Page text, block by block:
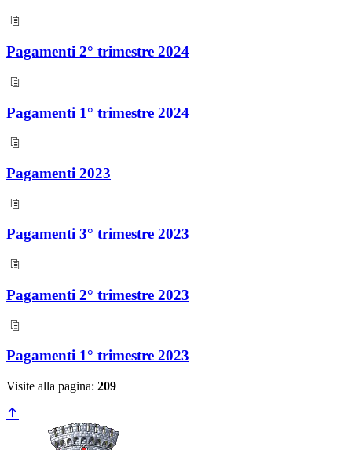
Pagamenti 2° trimestre 2024
Pagamenti 1° trimestre 2024
Pagamenti 2023
Pagamenti 3° trimestre 2023
Pagamenti 2° trimestre 2023
Pagamenti 1° trimestre 2023
Visite alla pagina: 209